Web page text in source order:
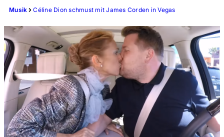
Musik Céline Dion schmust mit James Corden in Vegas